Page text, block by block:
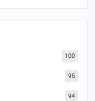
100
95
94